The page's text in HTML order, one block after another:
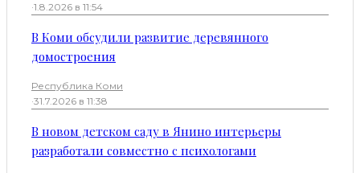
·1.8.2026 в 11:54
В Коми обсудили развитие деревянного
домостроения
Республика Коми
·31.7.2026 в 11:38
В новом детском саду в Янино интерьеры
разработали совместно с психологами